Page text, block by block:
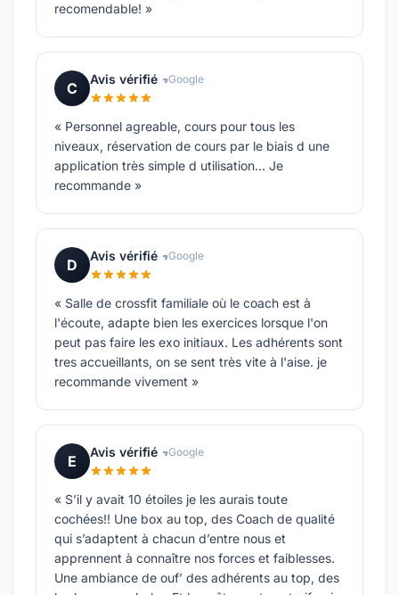
recomendable! »
C
Avis vérifié Google
« Personnel agreable, cours pour tous les
niveaux, réservation de cours par le biais d une
application très simple d utilisation... Je
recommande »
D
Avis vérifié Google
« Salle de crossfit familiale où le coach est à
l'écoute, adapte bien les exercices lorsque l'on
peut pas faire les exo initiaux. Les adhérents sont
tres accueillants, on se sent très vite à l'aise. je
recommande vivement »
E
Avis vérifié Google
« S’il y avait 10 étoiles je les aurais toute
cochées!! Une box au top, des Coach de qualité
qui s’adaptent à chacun d’entre nous et
apprennent à connaître nos forces et faiblesses.
Une ambiance de ouf’ des adhérents au top, des